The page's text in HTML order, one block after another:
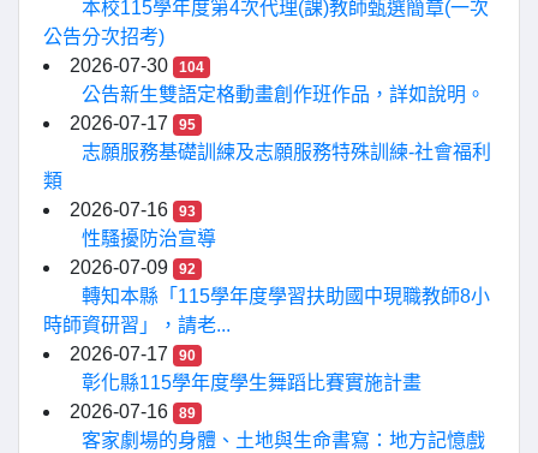
本校115學年度第4次代理(課)教師甄選簡章(一次
公告分次招考)
2026-07-30
104
公告新生雙語定格動畫創作班作品，詳如說明。
2026-07-17
95
志願服務基礎訓練及志願服務特殊訓練-社會福利
類
2026-07-16
93
性騷擾防治宣導
2026-07-09
92
轉知本縣「115學年度學習扶助國中現職教師8小
時師資研習」，請老...
2026-07-17
90
彰化縣115學年度學生舞蹈比賽實施計畫
2026-07-16
89
客家劇場的身體、土地與生命書寫：地方記憶戲